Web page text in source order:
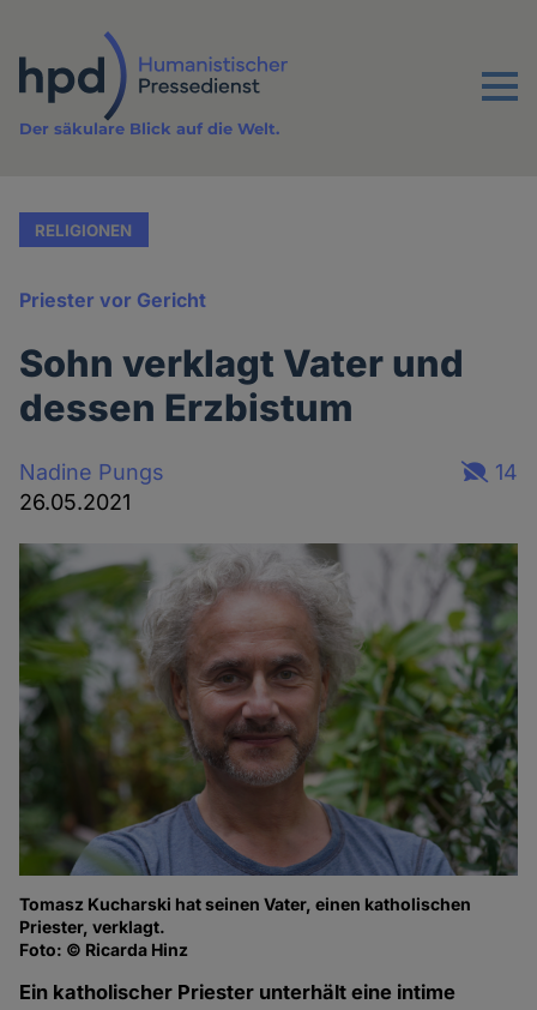
Inhalt
Menu
Der säkulare Blick auf die Welt.
RELIGIONEN
Priester vor Gericht
Sohn verklagt Vater und
dessen Erzbistum
Nadine Pungs
26.05.2021
14
Tomasz Kucharski hat seinen Vater, einen katholischen
Priester, verklagt.
Foto: © Ricarda Hinz
Ein katholischer Priester unterhält eine intime